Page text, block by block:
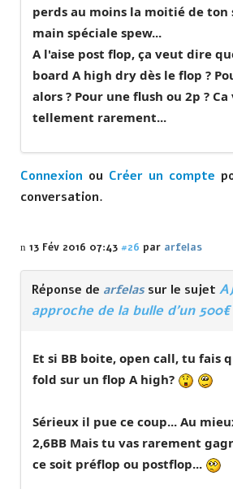
perds au moins la moitié de ton
main spéciale spew...
A l'aise post flop, ça veut dire
board A high dry dès le flop ?
alors ? Pour une flush ou 2p ?
tellement rarement...
Connexion ou Créer un compte
conversation.
13 Fév 2016 07:43 #26 par arfelas
Réponse de arfelas sur le sujet
approche de la bulle d'un
Et si BB boite, open call, tu fais
fold sur un flop A high?
Sérieux il pue ce coup... Au
2,6BB Mais tu vas rarement
ce soit préflop ou postflop...